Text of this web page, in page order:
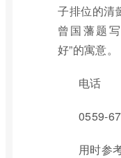
子排位的清
曾国藩题
好”的寓意。
电话
0559-
用时参